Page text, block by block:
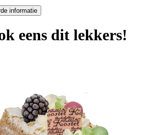
eens dit lekkers!